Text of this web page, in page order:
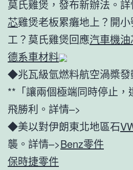
莫氏雞煲，發布新辦法。
芯雞煲老板累癱地上？開小
工？莫氏雞煲回應汽車機
德系車材料
◆兆瓦級氫燃料航空渦槳發
**「讓兩個極端同時停止，
飛勝利。詳情–>
◆美以對伊朗東北地區石
襲。詳情–>Benz零件
保時捷零件